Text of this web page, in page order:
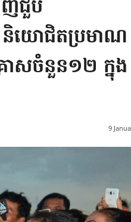
ភាព​
ញជួប
យោជិតប្រមាណ
សចំនួន១២ ក្នុង
9